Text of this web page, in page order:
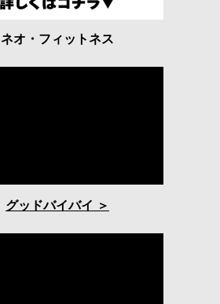
ネオ・フィットネス
グッドバイバイ